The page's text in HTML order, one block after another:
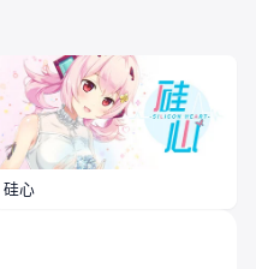
硅心